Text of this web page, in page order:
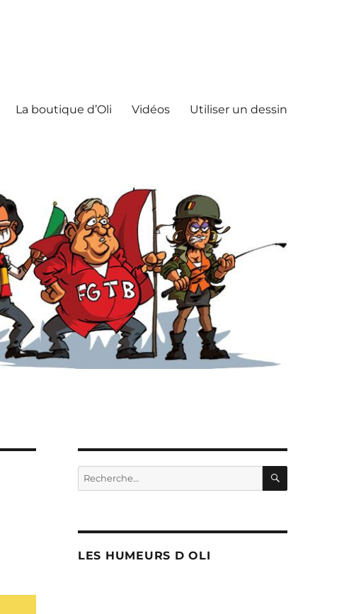
La boutique d’Oli Vidéos Utiliser un dessin
Recherche
pour :
LES HUMEURS D OLI